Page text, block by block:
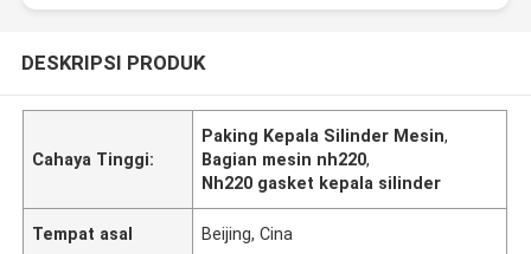
DESKRIPSI PRODUK
Cahaya Tinggi:
Paking Kepala Silinder Mesin,
Bagian mesin nh220,
Nh220 gasket kepala silinder
Tempat asal Beijing, Cina